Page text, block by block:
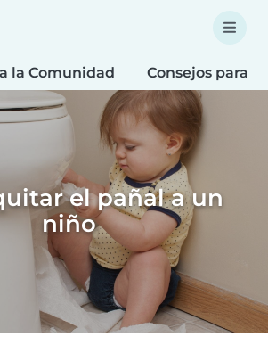
la Comunidad Consejos para
el pañal a un
niño